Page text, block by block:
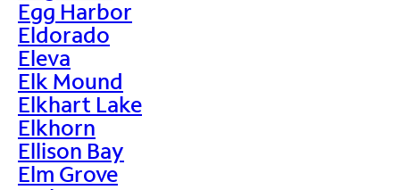
Egg Harbor
Eldorado
Eleva
Elk Mound
Elkhart Lake
Elkhorn
Ellison Bay
Elm Grove